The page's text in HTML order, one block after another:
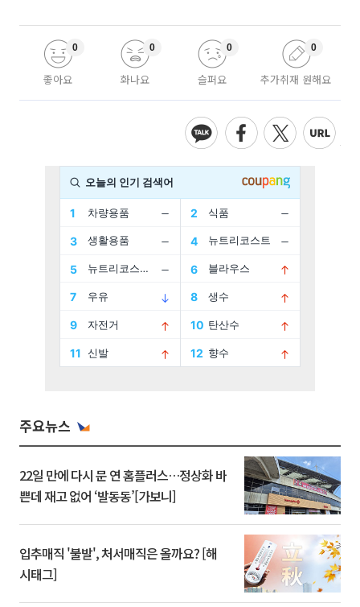
좋아요
0
화나요
0
슬퍼요
0
추가취재 원해요
0
주요뉴스
22일 만에 다시 문 연 홈플러스…정상화 바
쁜데 재고 없어 ‘발동동’[가보니]
입추매직 '불발', 처서매직은 올까요? [해
시태그]